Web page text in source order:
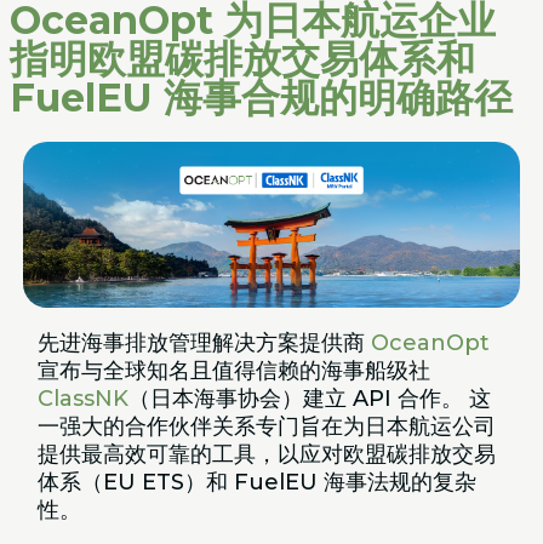
OceanOpt 为日本航运企业
指明欧盟碳排放交易体系和
FuelEU 海事合规的明确路径
先进海事排放管理解决方案提供商 OceanOpt
宣布与全球知名且值得信赖的海事船级社
ClassNK（日本海事协会）建立 API 合作。 这
一强大的合作伙伴关系专门旨在为日本航运公司
提供最高效可靠的工具，以应对欧盟碳排放交易
体系（EU ETS）和 FuelEU 海事法规的复杂
性。